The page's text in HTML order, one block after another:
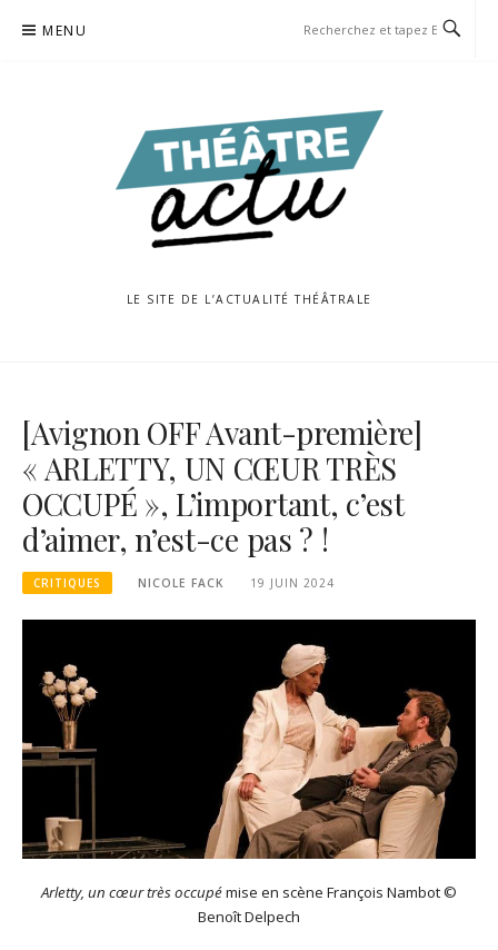
MENU
LE SITE DE L’ACTUALITÉ THÉÂTRALE
[Avignon OFF Avant-première]
« ARLETTY, UN CŒUR TRÈS
OCCUPÉ », L’important, c’est
d’aimer, n’est-ce pas ? !
CRITIQUES NICOLE FACK 19 JUIN 2024
Arletty, un cœur très occupémise en scène François Nambot ©
Benoît Delpech